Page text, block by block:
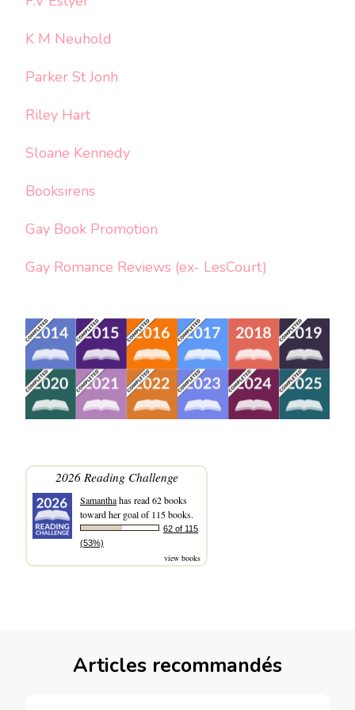
K M Neuhold
Parker St Jonh
Riley Hart
Sloane Kennedy
Booksirens
Gay Book Promotion
Gay Romance Reviews (ex- LesCourt)
2026 Reading Challenge
Samanthahas read 62 books
toward her goal of 115 books.
62 of 115
(53%)
view books
Articles recommandés